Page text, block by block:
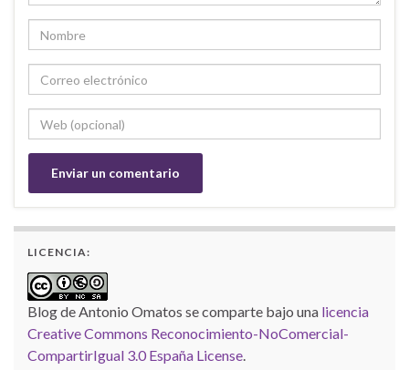
LICENCIA:
Blog de Antonio Omatos se comparte bajo una licencia
Creative Commons Reconocimiento-NoComercial-
CompartirIgual 3.0 España License.